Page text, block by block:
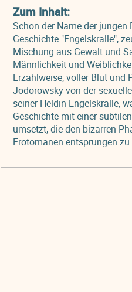
Zum Inhalt:
Schon der Name der
Geschichte "Engelskralle",
Mischung aus Gewalt und
Männlichkeit und
Erzählweise, voller Blut und
Jodorowsky von der
seiner Heldin Engelskralle,
Geschichte mit einer
umsetzt, die den bizarren
Erotomanen entsprungen